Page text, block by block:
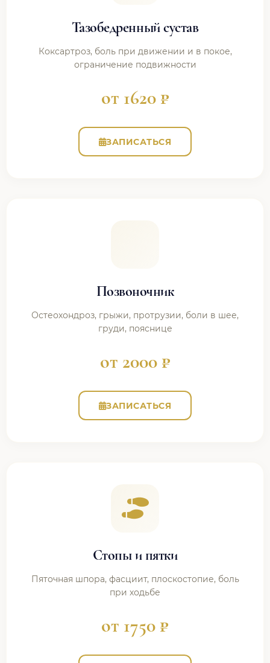
Тазобедренный сустав
Коксартроз, боль при движении и в покое,
ограничение подвижности
от 1620 ₽
ЗАПИСАТЬСЯ
Позвоночник
Остеохондроз, грыжи, протрузии, боли в шее,
груди, пояснице
от 2000 ₽
ЗАПИСАТЬСЯ
Стопы и пятки
Пяточная шпора, фасциит, плоскостопие, боль
при ходьбе
от 1750 ₽